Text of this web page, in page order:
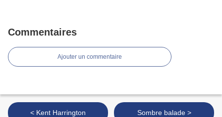
Commentaires
Ajouter un commentaire
< Kent Harrington Sombre balade >